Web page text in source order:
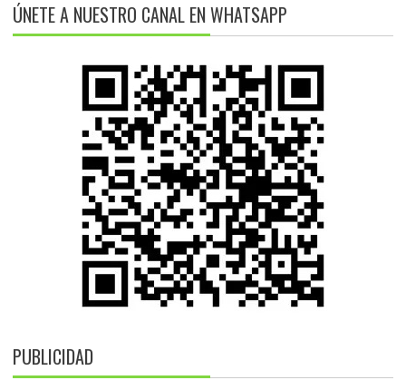
ÚNETE A NUESTRO CANAL EN WHATSAPP
PUBLICIDAD